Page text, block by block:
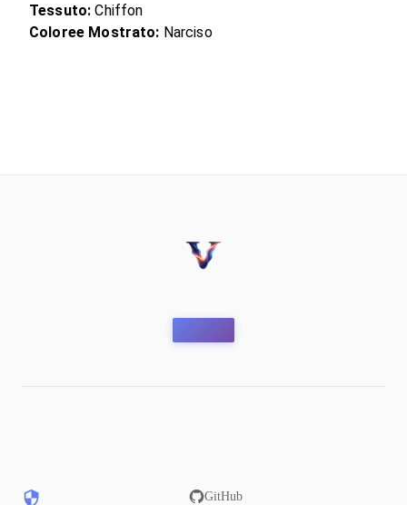
Tessuto: Chiffon
Coloree Mostrato: Narciso
GitHub